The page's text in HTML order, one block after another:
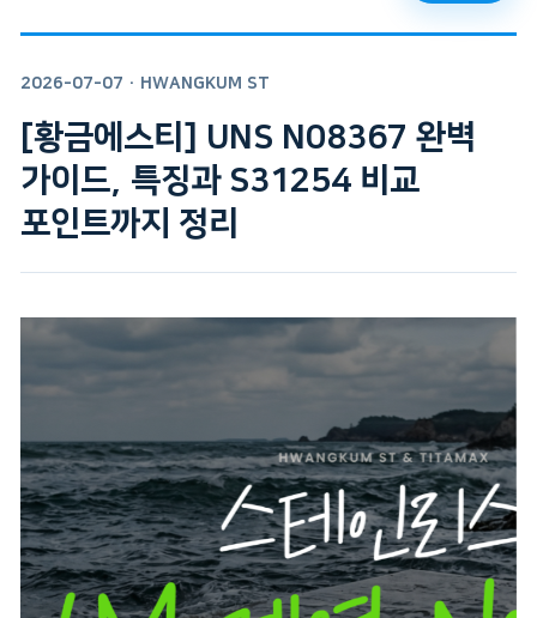
2026-07-07 · HWANGKUM ST
[황금에스티] UNS N08367 완벽
가이드, 특징과 S31254 비교
포인트까지 정리